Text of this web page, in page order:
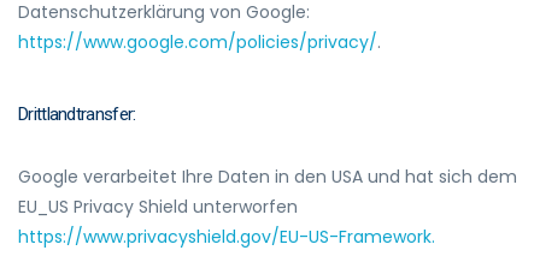
Datenschutzerklärung von Google:
https://www.google.com/policies/privacy/.
Drittlandtransfer:
Google verarbeitet Ihre Daten in den USA und hat sich dem
EU_US Privacy Shield unterworfen
https://www.privacyshield.gov/EU-US-Framework.